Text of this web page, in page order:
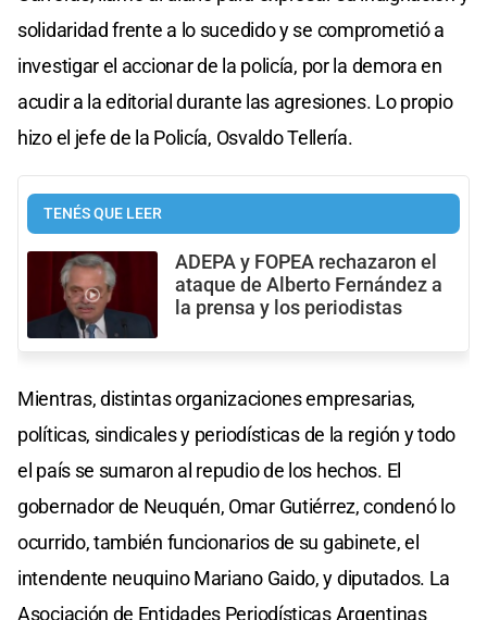
solidaridad frente a lo sucedido y se comprometió a
investigar el accionar de la policía, por la demora en
acudir a la editorial durante las agresiones. Lo propio
hizo el jefe de la Policía, Osvaldo Tellería.
TENÉS QUE LEER
ADEPA y FOPEA rechazaron el
ataque de Alberto Fernández a
la prensa y los periodistas
Mientras, distintas organizaciones empresarias,
políticas, sindicales y periodísticas de la región y todo
el país se sumaron al repudio de los hechos. El
gobernador de Neuquén, Omar Gutiérrez, condenó lo
ocurrido, también funcionarios de su gabinete, el
intendente neuquino Mariano Gaido, y diputados. La
Asociación de Entidades Periodísticas Argentinas